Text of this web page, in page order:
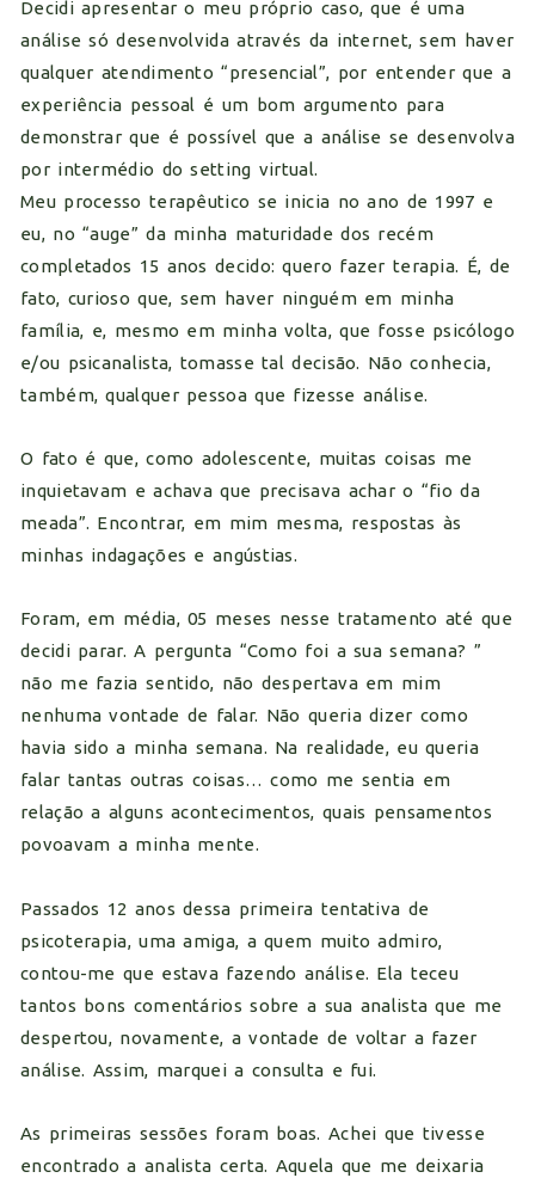
Decidi apresentar o meu próprio caso, que é uma
análise só desenvolvida através da internet, sem haver
qualquer atendimento “presencial”, por entender que a
experiência pessoal é um bom argumento para
demonstrar que é possível que a análise se desenvolva
por intermédio do setting virtual.
Meu processo terapêutico se inicia no ano de 1997 e
eu, no “auge” da minha maturidade dos recém
completados 15 anos decido: quero fazer terapia. É, de
fato, curioso que, sem haver ninguém em minha
família, e, mesmo em minha volta, que fosse psicólogo
e/ou psicanalista, tomasse tal decisão. Não conhecia,
também, qualquer pessoa que fizesse análise.
O fato é que, como adolescente, muitas coisas me
inquietavam e achava que precisava achar o “fio da
meada”. Encontrar, em mim mesma, respostas às
minhas indagações e angústias.
Foram, em média, 05 meses nesse tratamento até que
decidi parar. A pergunta “Como foi a sua semana? ”
não me fazia sentido, não despertava em mim
nenhuma vontade de falar. Não queria dizer como
havia sido a minha semana. Na realidade, eu queria
falar tantas outras coisas… como me sentia em
relação a alguns acontecimentos, quais pensamentos
povoavam a minha mente.
Passados 12 anos dessa primeira tentativa de
psicoterapia, uma amiga, a quem muito admiro,
contou-me que estava fazendo análise. Ela teceu
tantos bons comentários sobre a sua analista que me
despertou, novamente, a vontade de voltar a fazer
análise. Assim, marquei a consulta e fui.
As primeiras sessões foram boas. Achei que tivesse
encontrado a analista certa. Aquela que me deixaria